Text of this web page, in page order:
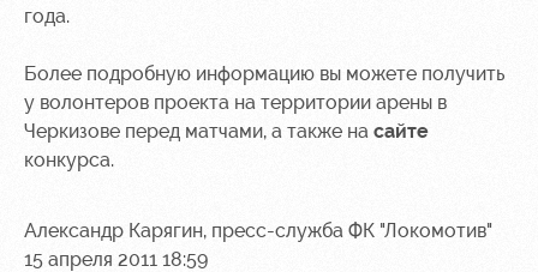
года.
Более подробную информацию вы можете получить
у волонтеров проекта на территории арены в
Черкизове перед матчами, а также на сайте
конкурса.
Александр Карягин, пресс-служба ФК "Локомотив"
15 апреля 2011 18:59